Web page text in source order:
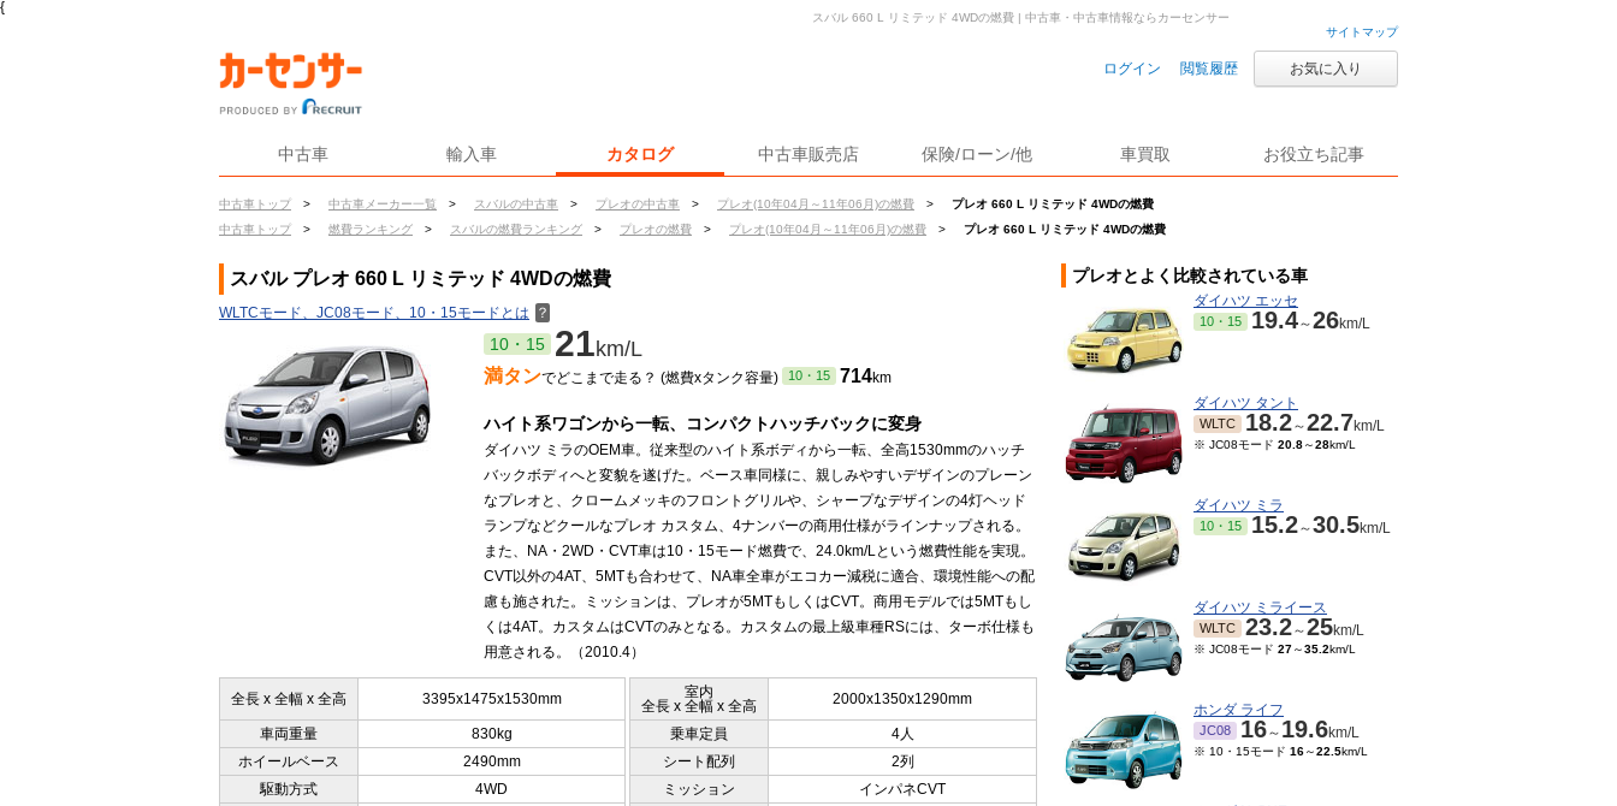
{
サイトマップ
ログイン 閲覧履歴 お気に入り
中古車 輸入車 カタログ 中古車販売店 保険/ローン/他 車買取 お役立ち記事
中古車トップ > 中古車メーカー一覧 > スバルの中古車 > プレオの中古車 > プレオ(10年04月～11年06月)の燃費 >
プレオ 660 L リミテッド 4WDの燃費
中古車トップ
> 燃費ランキング > スバルの燃費ランキング > プレオの燃費 > プレオ(10年04月～11年06月)の燃費 > プレオ 660 L リミテッド 4WDの燃費
スバル 660 L リミテッド 4WDの燃費 | 中古車・中古車情報ならカーセンサー
スバル プレオ 660 L リミテッド 4WDの燃費
WLTCモード、JC08モード、10・15モードとは ？
10・15 21km/L
満タンでどこまで走る？ (燃費xタンク容量) 10・15 714km
ハイト系ワゴンから一転、コンパクトハッチバックに変身
ダイハツ ミラのOEM車。従来型のハイト系ボディから一転、全高1530mmのハッチ
バックボディへと変貌を遂げた。ベース車同様に、親しみやすいデザインのプレーン
なプレオと、クロームメッキのフロントグリルや、シャープなデザインの4灯ヘッド
ランプなどクールなプレオ カスタム、4ナンバーの商用仕様がラインナップされる。
また、NA・2WD・CVT車は10・15モード燃費で、24.0km/Lという燃費性能を実現。
CVT以外の4AT、5MTも合わせて、NA車全車がエコカー減税に適合、環境性能への配
慮も施された。ミッションは、プレオが5MTもしくはCVT。商用モデルでは5MTもし
くは4AT。カスタムはCVTのみとなる。カスタムの最上級車種RSには、ターボ仕様も
用意される。（2010.4）
全長 x 全幅 x 全高 3395x1475x1530mm
室内
全長 x 全幅 x 全高
2000x1350x1290mm
車両重量 830kg 乗車定員
4人
ホイールベース
2490mm シート配列
2列
駆動方式
4WD ミッション
インパネCVT
プレオとよく比較されている車
ダイハツ エッセ
10・15 19.4～26km/L
ダイハツ タント
WLTC 18.2～22.7km/L
※ JC08モード 20.8～28km/L
ダイハツ ミラ
10・15 15.2～30.5km/L
ダイハツ ミライース
WLTC 23.2～25km/L
※ JC08モード 27～35.2km/L
ホンダ ライフ
JC08 16～ 19.6km/L
※ 10・15モード 16～22.5km/L